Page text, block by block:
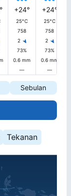
+24° +24°
25°C
25°C
758
758
2
2
73%
73%
0.6 mm 0.6 mm
— —
Sebulan
Tekanan